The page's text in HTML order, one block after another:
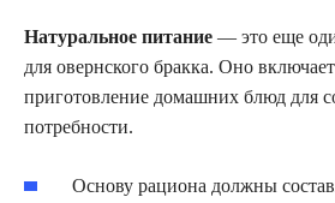
Натуральное питание — это еще
для овернского бракка. Оно
приготовление домашних блюд для
потребности.
Основу рациона должны